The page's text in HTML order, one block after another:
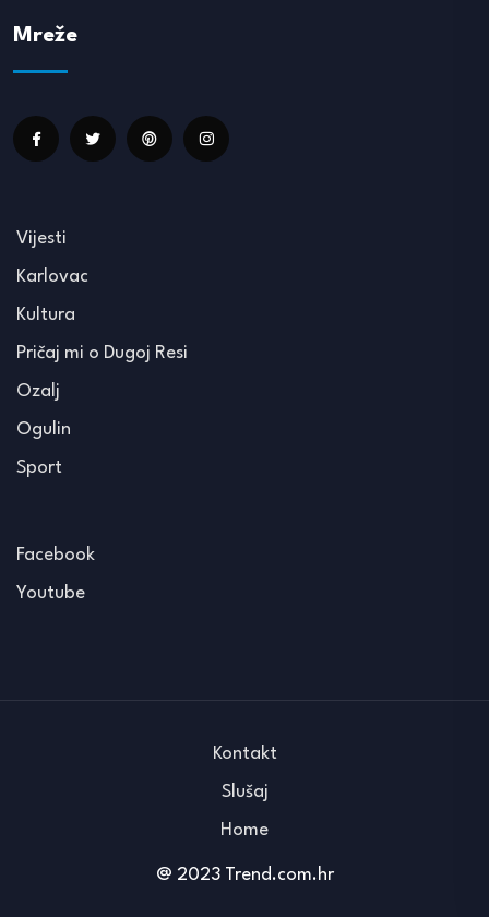
Mreže
Vijesti
Karlovac
Kultura
Pričaj mi o Dugoj Resi
Ozalj
Ogulin
Sport
Facebook
Youtube
@ 2023 Trend.com.hr
Kontakt
Slušaj
Home